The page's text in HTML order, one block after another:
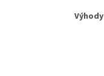
Výhody